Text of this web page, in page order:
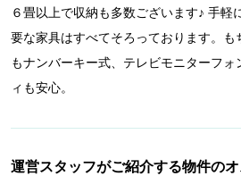
６畳以上で収納も多数ございます♪ 手軽
要な家具はすべてそろっております。も
もナンバーキー式、テレビモニターフ
ィも安心。
運営スタッフがご紹介する物件の